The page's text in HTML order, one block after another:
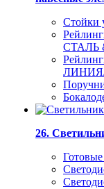
Стойки
СТАЛЬ
ЛИНИЯ/
26.